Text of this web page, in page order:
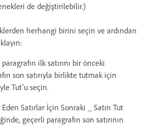
de değiştirilebilir.)
herhangi birini seçin ve ardından
ilk satırını bir önceki
son satırıyla birlikte tutmak için
Tut'u seçin.
Satırlar İçin Sonraki _ Satırı Tut
geçerli paragrafın son satırının